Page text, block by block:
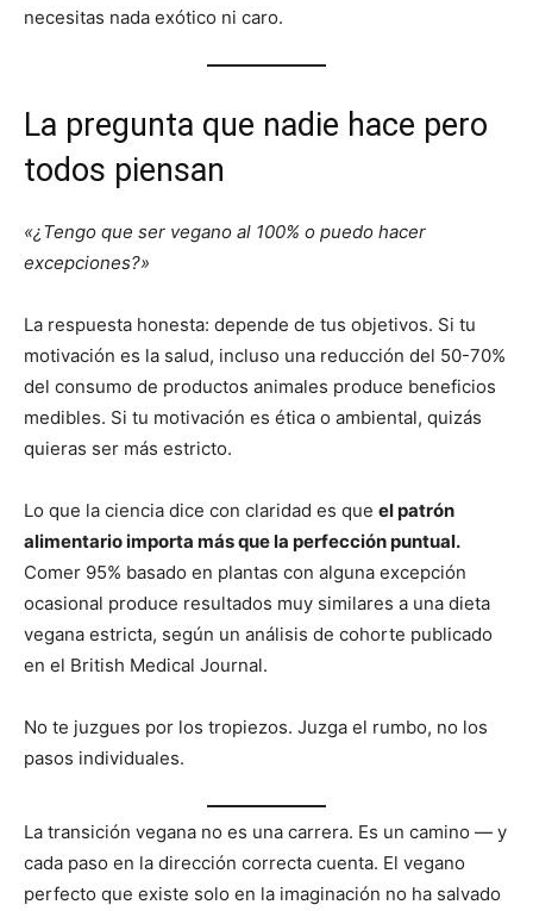
necesitas nada exótico ni caro.
La pregunta que nadie hace pero
todos piensan
«¿Tengo que ser vegano al 100% o puedo hacer
excepciones?»
La respuesta honesta: depende de tus objetivos. Si tu
motivación es la salud, incluso una reducción del 50-70%
del consumo de productos animales produce beneficios
medibles. Si tu motivación es ética o ambiental, quizás
quieras ser más estricto.
Lo que la ciencia dice con claridad es que el patrón
alimentario importa más que la perfección puntual.
Comer 95% basado en plantas con alguna excepción
ocasional produce resultados muy similares a una dieta
vegana estricta, según un análisis de cohorte publicado
en el British Medical Journal.
No te juzgues por los tropiezos. Juzga el rumbo, no los
pasos individuales.
La transición vegana no es una carrera. Es un camino — y
cada paso en la dirección correcta cuenta. El vegano
perfecto que existe solo en la imaginación no ha salvado